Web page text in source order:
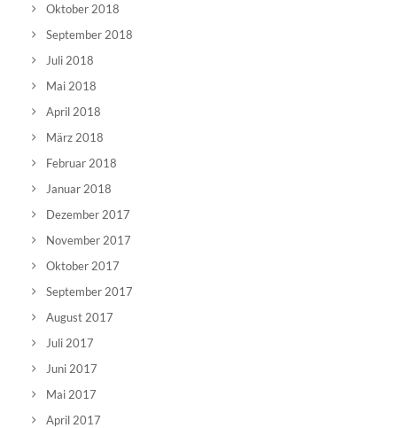
Oktober 2018
September 2018
Juli 2018
Mai 2018
April 2018
März 2018
Februar 2018
Januar 2018
Dezember 2017
November 2017
Oktober 2017
September 2017
August 2017
Juli 2017
Juni 2017
Mai 2017
April 2017